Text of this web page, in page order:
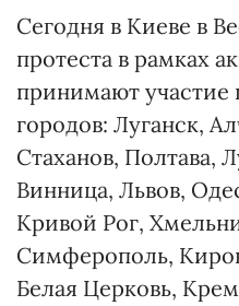
Сегодня в Киеве в
протеста в рамках
принимают участие
городов: Луганск,
Стаханов, Полтава,
Винница, Львов,
Кривой Рог,
Симферополь,
Белая Церковь,